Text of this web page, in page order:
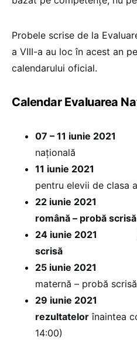
Probele scrise de la
a VIII-a au loc în acest an
calendarului oficial.
Calendar Evaluarea
07 – 11 iunie 2021
națională
11 iunie 2021
pentru elevii de clasa
22 iunie 2021
română – probă scrisă
24 iunie 2021
scrisă
25 iunie 2021
maternă – probă scrisă
29 iunie 2021
rezultatelor înaintea
14:00)